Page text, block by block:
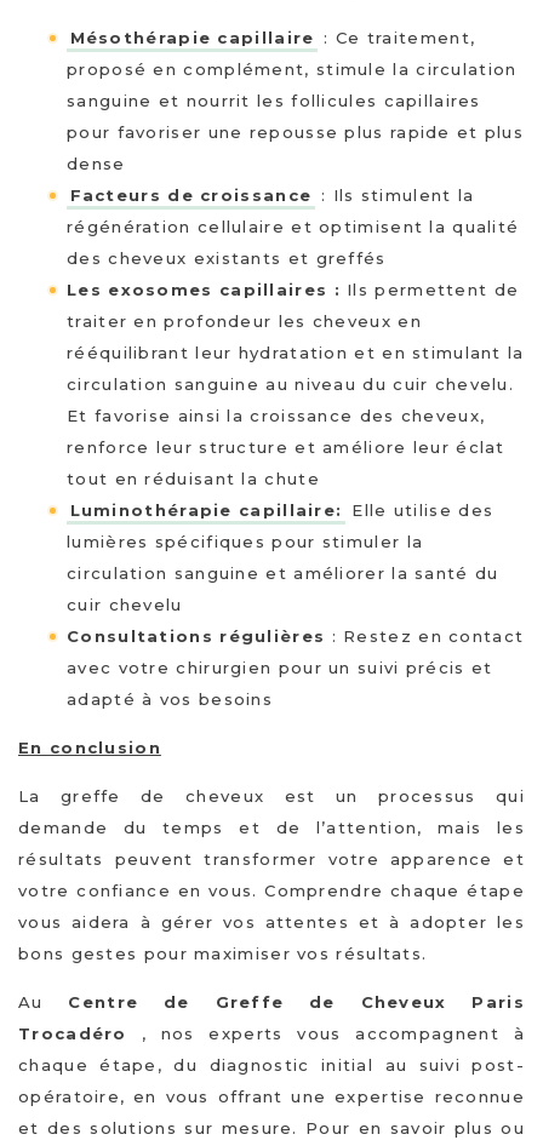
Mésothérapie capillaire
: Ce traitement,
proposé en complément, stimule la circulation
sanguine et nourrit les follicules capillaires
pour favoriser une repousse plus rapide et plus
dense
Facteurs de croissance
: Ils stimulent la
régénération cellulaire et optimisent la qualité
des cheveux existants et greffés
Les exosomes capillaires : Ils permettent de
traiter en profondeur les cheveux en
rééquilibrant leur hydratation et en stimulant la
circulation sanguine au niveau du cuir chevelu.
Et favorise ainsi la croissance des cheveux,
renforce leur structure et améliore leur éclat
tout en réduisant la chute
Luminothérapie capillaire:
Elle utilise des
lumières spécifiques pour stimuler la
circulation sanguine et améliorer la santé du
cuir chevelu
Consultations régulières : Restez en contact
avec votre chirurgien pour un suivi précis et
adapté à vos besoins
En conclusion
La greffe de cheveux est un processus qui
demande du temps et de l’attention, mais les
résultats peuvent transformer votre apparence et
votre confiance en vous. Comprendre chaque étape
vous aidera à gérer vos attentes et à adopter les
bons gestes pour maximiser vos résultats.
Au Centre de Greffe de Cheveux Paris
Trocadéro
, nos experts vous accompagnent à
chaque étape, du diagnostic initial au suivi post-
opératoire, en vous offrant une expertise reconnue
et des solutions sur mesure. Pour en savoir plus ou